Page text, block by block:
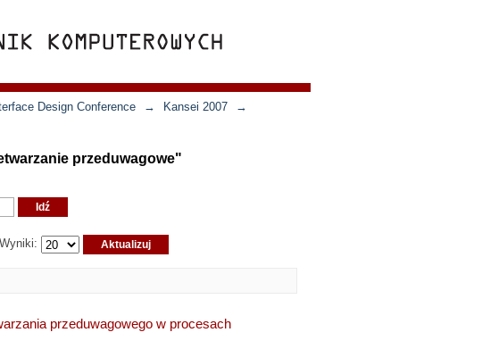
Design Conference → Kansei 2007
→
przeduwagowe"
Wyniki:
przeduwagowego w procesach